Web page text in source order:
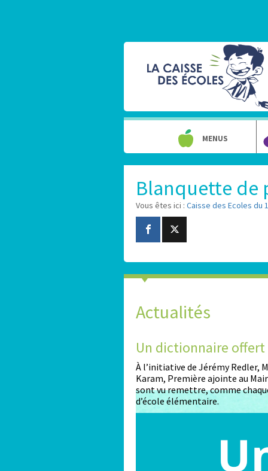
MENUS
Blanquette de
Vous êtes ici : Caisse des Ecoles du
Actualités
Un dictionnaire offert
À l’initiative de Jérémy Redler,
Karam, Première ajointe au
sont vu remettre, comme
d’école élémentaire.